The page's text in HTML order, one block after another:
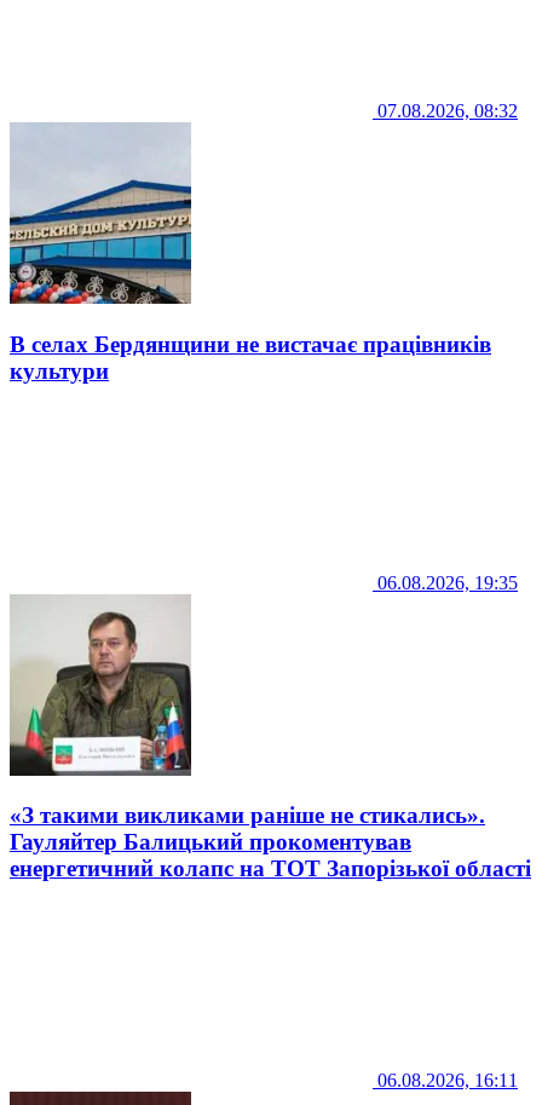
07.08.2026, 08:32
В селах Бердянщини не вистачає працівників
культури
06.08.2026, 19:35
«З такими викликами раніше не стикались».
Гауляйтер Балицький прокоментував
енергетичний колапс на ТОТ Запорізької області
06.08.2026, 16:11